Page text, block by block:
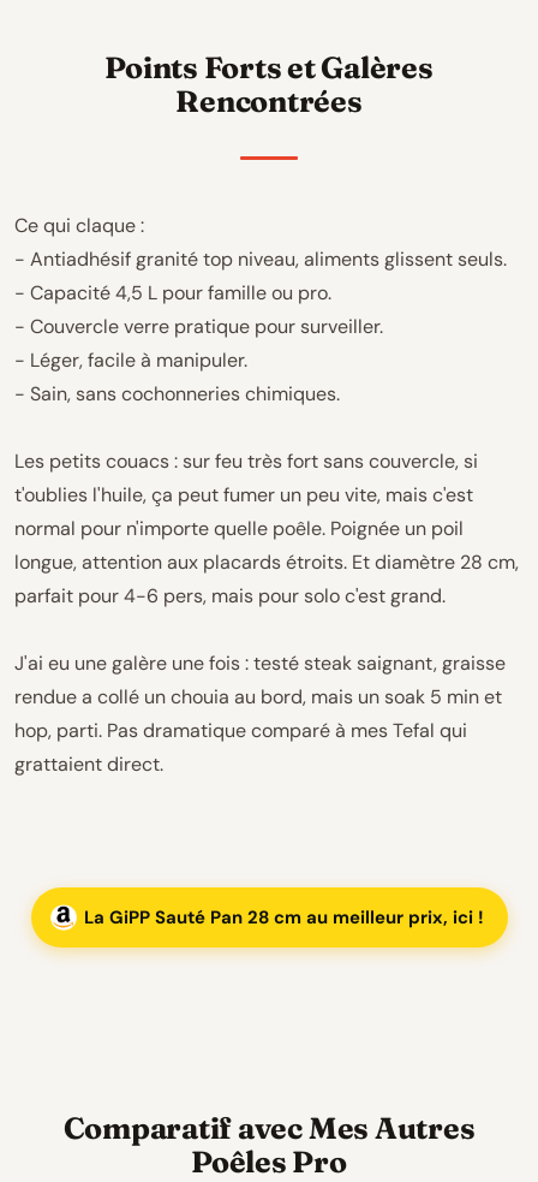
Points Forts et Galères
Rencontrées
Ce qui claque :
- Antiadhésif granité top niveau, aliments glissent seuls.
- Capacité 4,5 L pour famille ou pro.
- Couvercle verre pratique pour surveiller.
- Léger, facile à manipuler.
- Sain, sans cochonneries chimiques.
Les petits couacs : sur feu très fort sans couvercle, si
t'oublies l'huile, ça peut fumer un peu vite, mais c'est
normal pour n'importe quelle poêle. Poignée un poil
longue, attention aux placards étroits. Et diamètre 28 cm,
parfait pour 4-6 pers, mais pour solo c'est grand.
J'ai eu une galère une fois : testé steak saignant, graisse
rendue a collé un chouia au bord, mais un soak 5 min et
hop, parti. Pas dramatique comparé à mes Tefal qui
grattaient direct.
La GiPP Sauté Pan 28 cm au meilleur prix, ici !
Comparatif avec Mes Autres
Poêles Pro